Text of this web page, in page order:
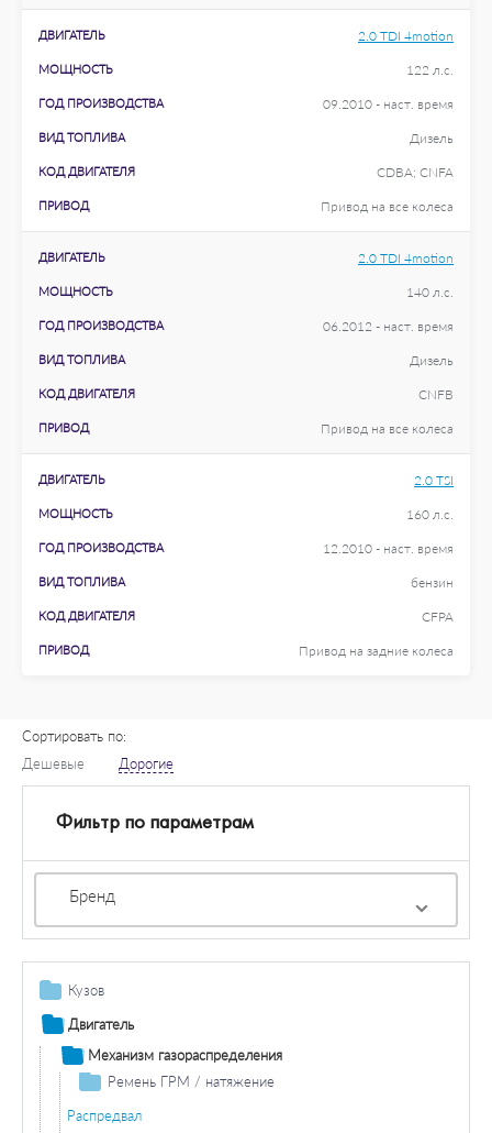
ДВИГАТЕЛЬ 2.0 TDI 4motion
МОЩНОСТЬ 122 л.с.
ГОД ПРОИЗВОДСТВА 09.2010 - наст. время
ВИД ТОПЛИВА Дизель
КОД ДВИГАТЕЛЯ CDBA; CNFA
ПРИВОД Привод на все колеса
ДВИГАТЕЛЬ 2.0 TDI 4motion
МОЩНОСТЬ 140 л.с.
ГОД ПРОИЗВОДСТВА 06.2012 - наст. время
ВИД ТОПЛИВА Дизель
КОД ДВИГАТЕЛЯ CNFB
ПРИВОД Привод на все колеса
ДВИГАТЕЛЬ 2.0 TSI
МОЩНОСТЬ 160 л.с.
ГОД ПРОИЗВОДСТВА 12.2010 - наст. время
ВИД ТОПЛИВА бензин
КОД ДВИГАТЕЛЯ CFPA
ПРИВОД Привод на задние колеса
Сортировать по:
Дешевые
Дорогие
Фильтр по параметрам
Бренд
Кузов
Остекление / зеркала
Зеркала
Дополнительная фара / комплектующие
Противотуманная фара / комплектующие
Система освещения / сигнализация
Задний фонарь / комплектующие
Основная фара / комплектующие
Двигатель
Механизм газораспределения
Ремень ГРМ / натяжение
Ремень ГРМ
Распредвал